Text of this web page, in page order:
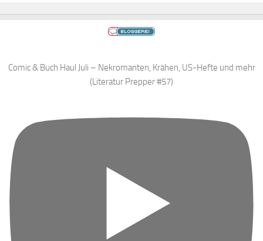
Comic & Buch Haul Juli – Nekromanten, Krähen, US-Hefte und mehr
(Literatur Prepper #57)